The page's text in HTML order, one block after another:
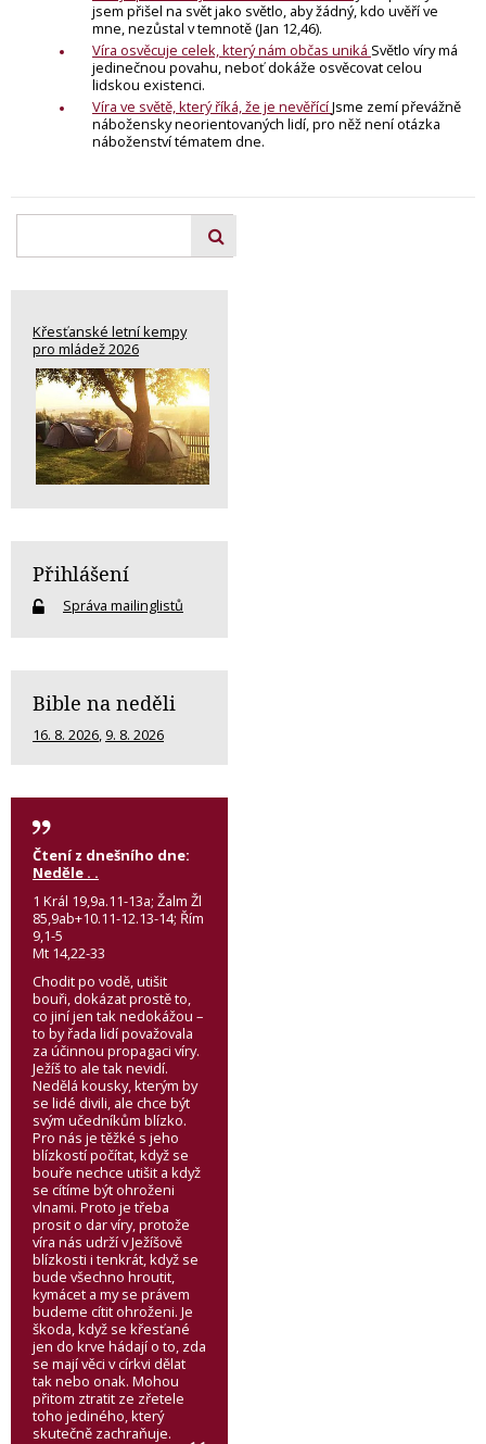
jsem přišel na svět jako světlo, aby žádný, kdo uvěří ve
mne, nezůstal v temnotě (Jan 12,46).
Víra osvěcuje celek, který nám občas uniká Světlo víry má
jedinečnou povahu, neboť dokáže osvěcovat celou
lidskou existenci.
Víra ve světě, který říká, že je nevěřícíJsme zemí převážně
nábožensky neorientovaných lidí, pro něž není otázka
náboženství tématem dne.
Křesťanské letní kempy
pro mládež 2026
Přihlášení
Správa mailinglistů
Bible na neděli
16. 8. 2026, 9. 8. 2026
Čtení z dnešního dne:
Neděle . .
1 Král 19,9a.11-13a; Žalm Žl
85,9ab+10.11-12.13-14; Řím
9,1-5
Mt 14,22-33
Chodit po vodě, utišit
bouři, dokázat prostě to,
co jiní jen tak nedokážou –
to by řada lidí považovala
za účinnou propagaci víry.
Ježíš to ale tak nevidí.
Nedělá kousky, kterým by
se lidé divili, ale chce být
svým učedníkům blízko.
Pro nás je těžké s jeho
blízkostí počítat, když se
bouře nechce utišit a když
se cítíme být ohroženi
vlnami. Proto je třeba
prosit o dar víry, protože
víra nás udrží v Ježíšově
blízkosti i tenkrát, když se
bude všechno hroutit,
kymácet a my se právem
budeme cítit ohroženi. Je
škoda, když se křesťané
jen do krve hádají o to, zda
se mají věci v církvi dělat
tak nebo onak. Mohou
přitom ztratit ze zřetele
toho jediného, který
skutečně zachraňuje.